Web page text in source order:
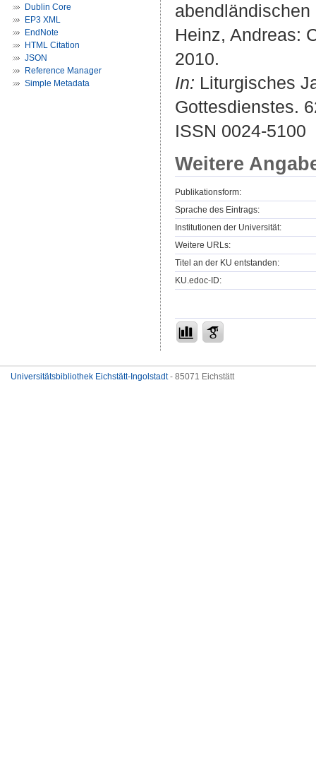
Dublin Core
EP3 XML
EndNote
HTML Citation
JSON
Reference Manager
Simple Metadata
Heinz, Andreas:
2010.
In: Liturgisches
Gottesdienstes.
ISSN 0024-5100
Weitere
Publikationsform:
Sprache des Eintrags:
Institutionen der Universität:
Weitere URLs:
Titel an der KU entstanden:
KU.edoc-ID:
Universitätsbibliothek Eichstätt-Ingolstadt- 85071 Eichstätt